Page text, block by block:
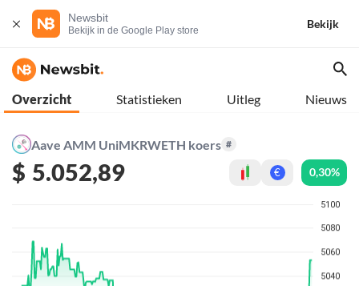
Newsbit
Bekijk in de Google Play store
Bekijk
Overzicht Statistieken Uitleg Nieuws
Aave AMM UniMKRWETH koers #
$ 5.052,89 € 0,30%